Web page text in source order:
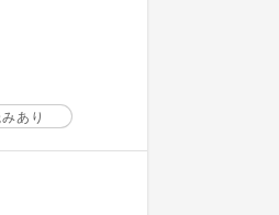
あり